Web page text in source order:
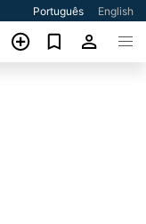
Português English